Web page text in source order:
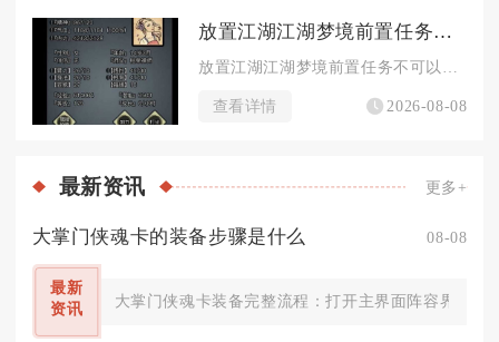
放置江湖江湖梦境前置任务是否可与好友一起完成
查看详情 2026-08-08
最新资讯 更多+
大掌门侠魂卡的装备步骤是什么 08-08
最新
资讯
大掌门侠魂卡装备完整流程：打开主界面阵容界面